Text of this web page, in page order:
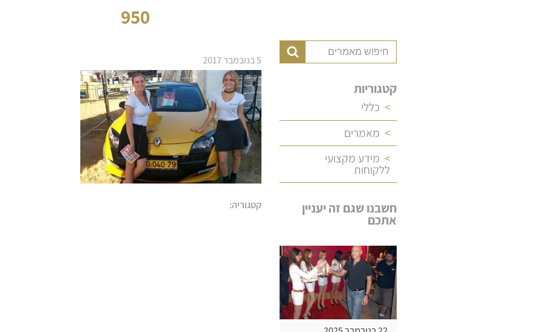
950
קטגוריות
כללי
מאמרים
מידע מקצועי
ללקוחות
חשבנו שגם זה יעניין
אתכם
5 בנובמבר 2017
קטגוריה: